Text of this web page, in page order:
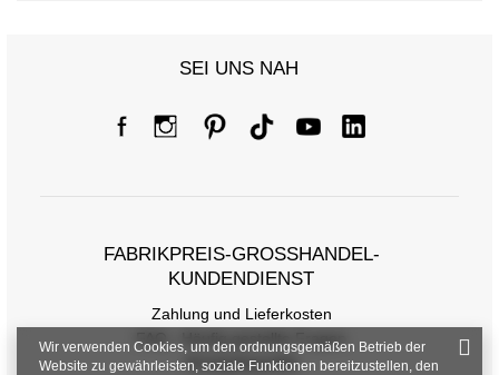
SEI UNS NAH
FABRIKPREIS-GROSSHANDEL-K
UNDENDIENST
Zahlung und Lieferkosten
FAQ - Häufig gestellte Fragen
Rückgabepolitik
Wir verwenden Cookies, um den ordnungsgemäßen Betrieb der
Website zu gewährleisten, soziale Funktionen bereitzustellen, den